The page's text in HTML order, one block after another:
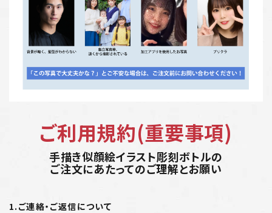
ご利用規約(重要事項)
手描き似顔絵イラスト彫刻ボトルの
ご注文にあたってのご理解とお願い
1.ご連絡・ご返信について